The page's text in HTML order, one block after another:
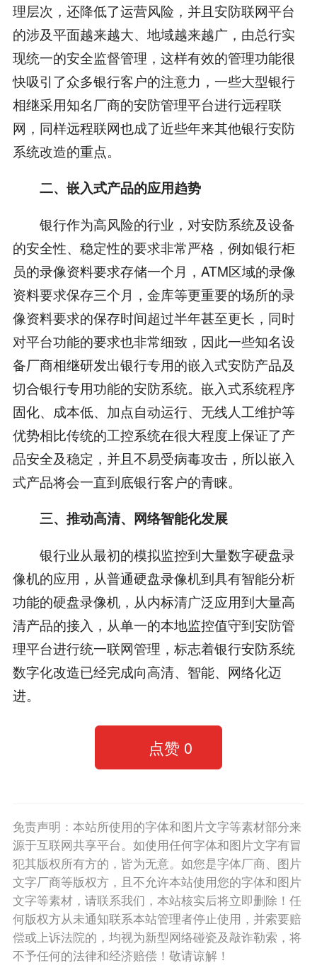
理层次，还降低了运营风险，并且安防联网平台
的涉及平面越来越大、地域越来越广，由总行实
现统一的安全监督管理，这样有效的管理功能很
快吸引了众多银行客户的注意力，一些大型银行
相继采用知名厂商的安防管理平台进行远程联
网，同样远程联网也成了近些年来其他银行安防
系统改造的重点。
二、嵌入式产品的应用趋势
银行作为高风险的行业，对安防系统及设备
的安全性、稳定性的要求非常严格，例如银行柜
员的录像资料要求存储一个月，ATM区域的录像
资料要求保存三个月，金库等更重要的场所的录
像资料要求的保存时间超过半年甚至更长，同时
对平台功能的要求也非常细致，因此一些知名设
备厂商相继研发出银行专用的嵌入式安防产品及
切合银行专用功能的安防系统。嵌入式系统程序
固化、成本低、加点自动运行、无线人工维护等
优势相比传统的工控系统在很大程度上保证了产
品安全及稳定，并且不易受病毒攻击，所以嵌入
式产品将会一直到底银行客户的青睐。
三、推动高清、网络智能化发展
银行业从最初的模拟监控到大量数字硬盘录
像机的应用，从普通硬盘录像机到具有智能分析
功能的硬盘录像机，从内标清广泛应用到大量高
清产品的接入，从单一的本地监控值守到安防管
理平台进行统一联网管理，标志着银行安防系统
数字化改造已经完成向高清、智能、网络化迈
进。
点赞 0
免责声明：本站所使用的字体和图片文字等素材部分来
源于互联网共享平台。如使用任何字体和图片文字有冒
犯其版权所有方的，皆为无意。如您是字体厂商、图片
文字厂商等版权方，且不允许本站使用您的字体和图片
文字等素材，请联系我们，本站核实后将立即删除！任
何版权方从未通知联系本站管理者停止使用，并索要赔
偿或上诉法院的，均视为新型网络碰瓷及敲诈勒索，将
不予任何的法律和经济赔偿！敬请谅解！